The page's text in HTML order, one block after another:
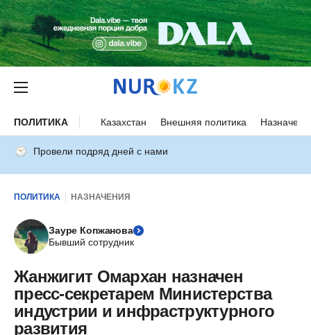
ПОЛИТИКА Казахстан Внешняя политика
Провели подряд дней с нами
ПОЛИТИКА НАЗНАЧЕНИЯ
Зауре Копжанова
Бывший сотрудник
Жанжигит Омархан назначен
пресс-секретарем Министерства
индустрии и инфраструктурного
развития